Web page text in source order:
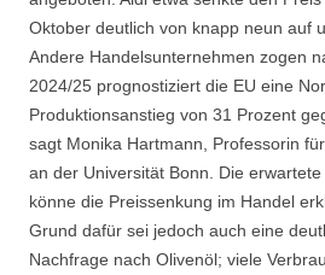
Oktober deutlich von knapp neun auf
Andere Handelsunternehmen zogen
2024/25 prognostiziert die EU eine
Produktionsanstieg von 31 Prozent
sagt Monika Hartmann, Professorin
an der Universität Bonn. Die
könne die Preissenkung im Handel
Grund dafür sei jedoch auch eine
Nachfrage nach Olivenöl; viele